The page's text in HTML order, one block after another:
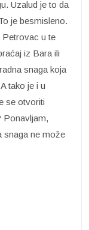
Uzalud je to da
je besmisleno.
Petrovac u te
iz Bara ili
snaga koja
tako je i u
se otvoriti
Ponavljam,
snaga ne može